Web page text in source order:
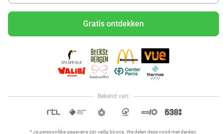
Gratis ontdekken
Bekend van:
* Je persoonlijke gegevens zijn veilig bij ons. We delen deze nooit met derden.
Voordelig genieten in L'Ardenne: haal deal-inspiratie uit
Mangez des sushis à L'Ardenne
Mangez à volonté à L'Ardenne
Hoi, onze klantenservice is open,
dus als je een vraag hebt helpen